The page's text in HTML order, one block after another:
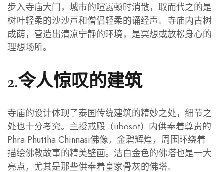
步入寺庙大门，城市的喧嚣顿时消散，取而代之的是
树叶轻柔的沙沙声和僧侣轻柔的诵经声。寺庙内古树
成荫，营造出清凉宁静的环境，是冥想或放松身心的
理想场所。
2.令人惊叹的建筑
寺庙的设计体现了泰国传统建筑的精妙之处，细节之
处也十分考究。主授戒殿（ubosot）内供奉着尊贵的
Phra Phuttha Chinnasi佛像，金碧辉煌，周围环绕着
描绘佛教故事的精美壁画。洁白金色的佛塔也是一大
亮点，尤其是那些供奉着皇家骨灰的佛塔。